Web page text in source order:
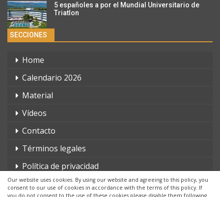
Our website uses cookies. By using our website and agreeing to this policy, you
consent to our use of cookies in accordance with the terms of this policy. If
you do not consent to the use of these cookies please disable them following
5 españoles a por el Mundial Universitario de
Triatlon
SECCIONES
Home
Calendario 2026
Material
Vídeos
Contacto
Términos legales
Política de privacidad